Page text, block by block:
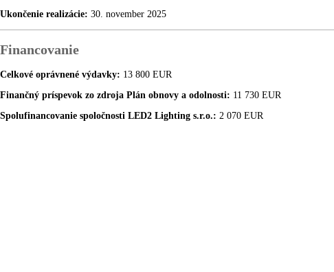
Ukončenie realizácie: 30. november 2025
Financovanie
Celkové oprávnené výdavky: 13 800 EUR
Finančný príspevok zo zdroja Plán obnovy a odolnosti: 11 730 EUR
Spolufinancovanie spoločnosti LED2 Lighting s.r.o.: 2 070 EUR